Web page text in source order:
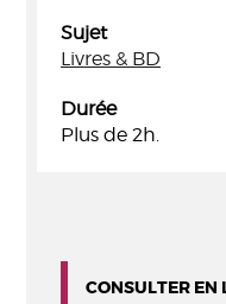
Sujet
Livres & BD
Durée
Plus de 2h.
CONSULTER EN